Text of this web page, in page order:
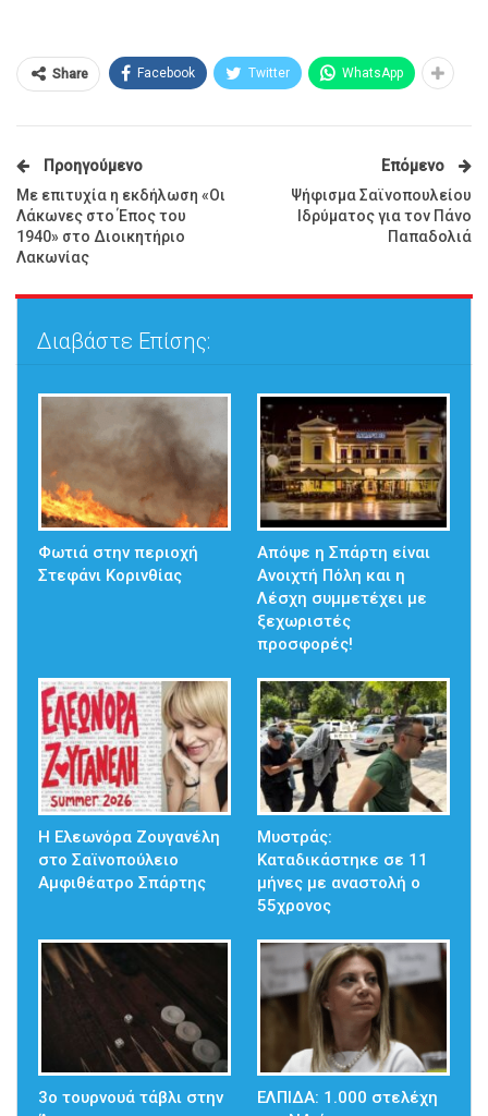
Share Facebook Twitter WhatsApp
Προηγούμενο
Με επιτυχία η εκδήλωση «Οι
Λάκωνες στο Έπος του
1940» στο Διοικητήριο
Λακωνίας
Επόμενο
Ψήφισμα Σαϊνοπουλείου
Ιδρύματος για τον Πάνο
Παπαδολιά
Διαβάστε Επίσης:
Φωτιά στην περιοχή
Στεφάνι Κορινθίας
Απόψε η Σπάρτη είναι
Ανοιχτή Πόλη και η
Λέσχη συμμετέχει με
ξεχωριστές
προσφορές!
Η Ελεωνόρα Ζουγανέλη
στο Σαϊνοπούλειο
Αμφιθέατρο Σπάρτης
Μυστράς:
Καταδικάστηκε σε 11
μήνες με αναστολή ο
55χρονος
3ο τουρνουά τάβλι στην
ΕΛΠΙΔΑ: 1.000 στελέχη